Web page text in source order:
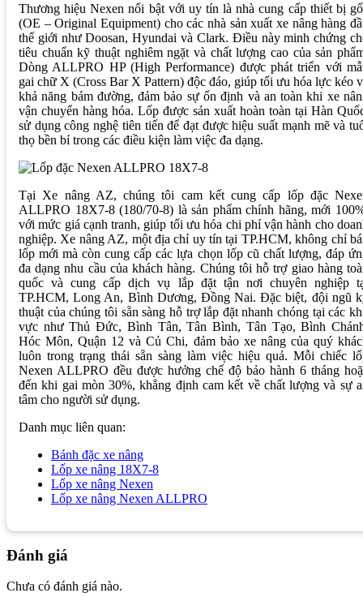
Thương hiệu Nexen nổi bật với uy tín là nhà cung cấp thiết bị
(OE – Original Equipment) cho các nhà sản xuất xe nâng hàng
thế giới như Doosan, Hyundai và Clark. Điều này minh chứng
tiêu chuẩn kỹ thuật nghiêm ngặt và chất lượng cao của sản
Dòng ALLPRO HP (High Performance) được phát triển với
gai chữ X (Cross Bar X Pattern) độc đáo, giúp tối ưu hóa lực kéo
khả năng bám đường, đảm bảo sự ổn định và an toàn khi xe
vận chuyển hàng hóa. Lốp được sản xuất hoàn toàn tại Hàn
sử dụng công nghệ tiên tiến để đạt được hiệu suất mạnh mẽ và
thọ bền bỉ trong các điều kiện làm việc đa dạng.
Tại Xe nâng AZ, chúng tôi cam kết cung cấp lốp đặc
ALLPRO 18X7-8 (180/70-8) là sản phẩm chính hãng, mới
với mức giá cạnh tranh, giúp tối ưu hóa chi phí vận hành cho
nghiệp. Xe nâng AZ, một địa chỉ uy tín tại TP.HCM, không chỉ
lốp mới mà còn cung cấp các lựa chọn lốp cũ chất lượng, đáp
đa dạng nhu cầu của khách hàng. Chúng tôi hỗ trợ giao hàng
quốc và cung cấp dịch vụ lắp đặt tận nơi chuyên nghiệp
TP.HCM, Long An, Bình Dương, Đồng Nai. Đặc biệt, đội ngũ
thuật của chúng tôi sẵn sàng hỗ trợ lắp đặt nhanh chóng tại các
vực như Thủ Đức, Bình Tân, Tân Bình, Tân Tạo, Bình
Hóc Môn, Quận 12 và Củ Chi, đảm bảo xe nâng của quý
luôn trong trạng thái sẵn sàng làm việc hiệu quả. Mỗi chiếc
Nexen ALLPRO đều được hưởng chế độ bảo hành 6 tháng
đến khi gai mòn 30%, khẳng định cam kết về chất lượng và sự
tâm cho người sử dụng.
Danh mục liên quan:
Bánh đặc xe nâng
Lốp xe nâng 18X7-8
Lốp xe nâng Nexen
Lốp xe nâng Nexen ALLPRO
Đánh giá
Chưa có đánh giá nào.